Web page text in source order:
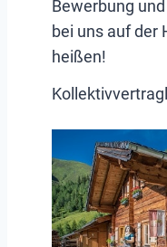
Bewerbung
bei uns auf der
heißen!